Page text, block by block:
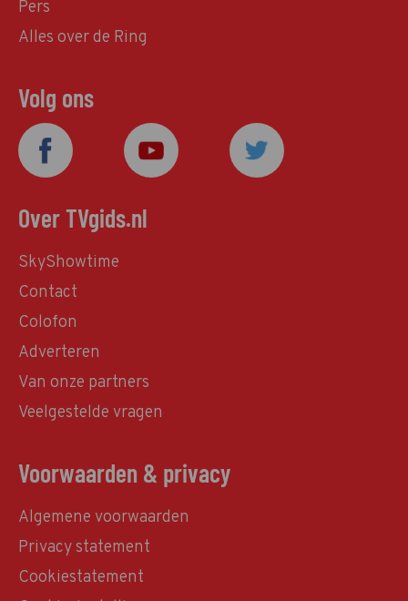
Pers
Alles over de Ring
Volg ons
Over TVgids.nl
SkyShowtime
Contact
Colofon
Adverteren
Van onze partners
Veelgestelde vragen
Voorwaarden & privacy
Algemene voorwaarden
Privacy statement
Cookiestatement